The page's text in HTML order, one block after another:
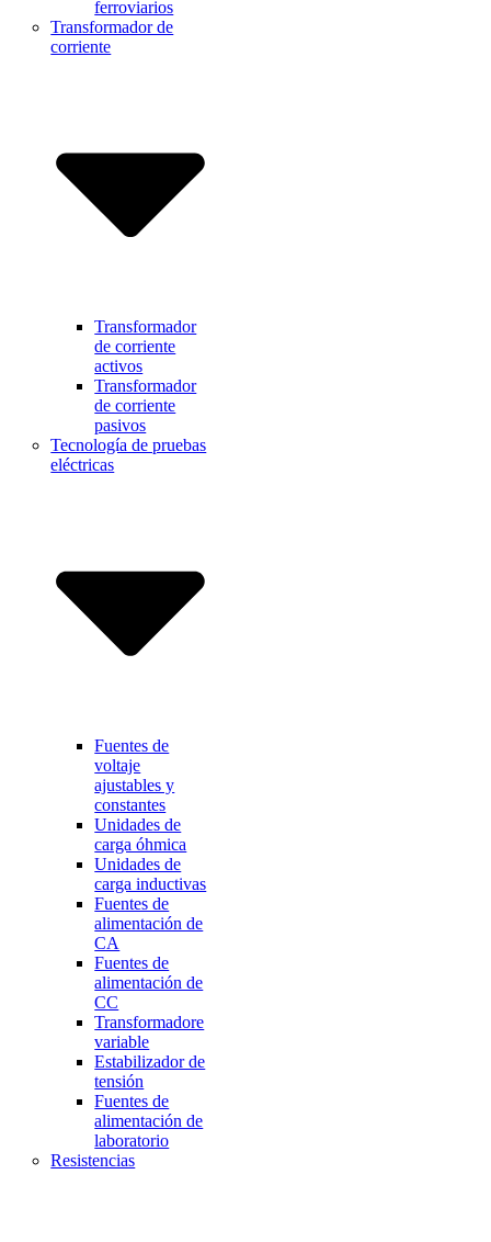
ferroviarios
Transformador de
corriente
Transformador
de corriente
activos
Transformador
de corriente
pasivos
Tecnología de pruebas
eléctricas
Fuentes de
voltaje
ajustables y
constantes
Unidades de
carga óhmica
Unidades de
carga inductivas
Fuentes de
alimentación de
CA
Fuentes de
alimentación de
CC
Transformadore
variable
Estabilizador de
tensión
Fuentes de
alimentación de
laboratorio
Resistencias